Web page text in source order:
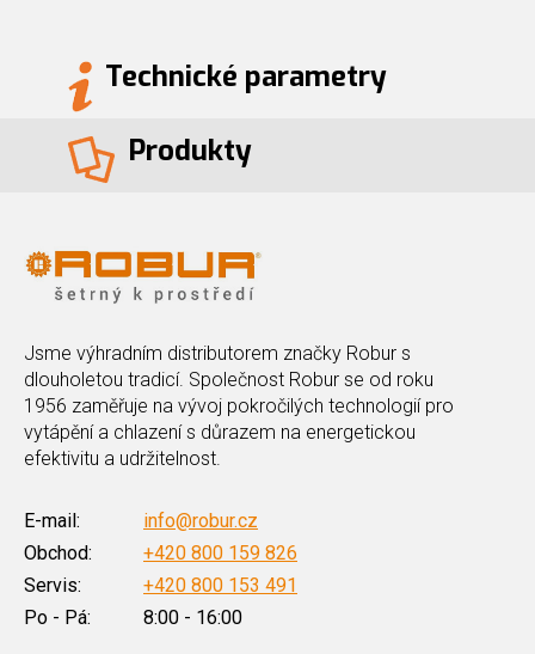
Technické parametry
Produkty
Jsme výhradním distributorem značky Robur s
dlouholetou tradicí. Společnost Robur se od roku
1956 zaměřuje na vývoj pokročilých technologií pro
vytápění a chlazení s důrazem na energetickou
efektivitu a udržitelnost.
E-mail:
info@robur.cz
Obchod:
+420 800 159 826
Servis:
+420 800 153 491
Po - Pá:
8:00 - 16:00